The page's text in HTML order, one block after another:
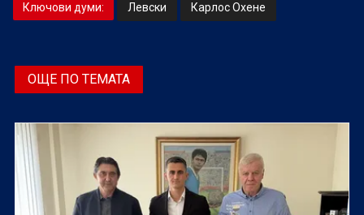
Ключови думи: Левски Карлос Охене
ОЩЕ ПО ТЕМАТА